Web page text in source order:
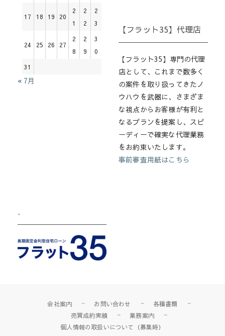
17 18 19 20
2
1
2
2
2
3
24 25 26 27
2
8
2
9
3
0
31
« 7月
【フラット35】代理店
【フラット35】専門の代理
店として、これまで数多く
の案件を取り扱ってきたノ
ウハウを武器に、さまざま
な視点からお客様が有利と
なるプランを提案し、スピ
ーディーで確実な代理業務
をお約束いたします。
事前審査用紙はこちら
.
会社案内 お問い合わせ
各種書類
売買成約実績
業務案内
個人情報の取扱いについて（募集時）